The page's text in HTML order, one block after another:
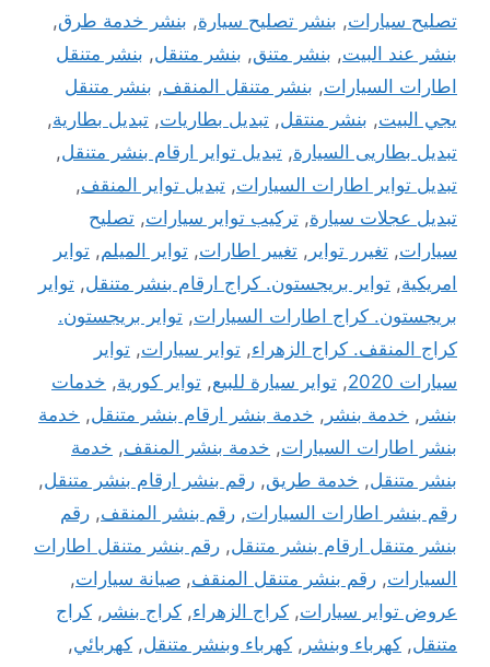
تصليح سيارات, بنشر تصليح سيارة, بنشر خدمة طرق,
بنشر عند البيت, بنشر متنق, بنشر متنقل, بنشر متنقل
اطارات السيارات, بنشر متنقل المنقف, بنشر متنقل
يجي البيت, بنشر منتقل, تبديل بطاريات, تبديل بطارية,
تبديل بطاريى السيارة, تبديل تواير ارقام بنشر متنقل,
تبديل تواير اطارات السيارات, تبديل تواير المنقف,
تبديل عجلات سيارة, تركيب تواير سيارات, تصليح
سيارات, تغيرر تواير , تغيير اطارات, تواير الميلم, تواير
امريكية, تواير بريجستون. كراج ارقام بنشر متنقل, تواير
بريجستون. كراج اطارات السيارات, تواير بريجستون.
كراج المنقف. كراج الزهراء, تواير سيارات, تواير
سيارات 2020
, تواير سيارة للبيع, تواير كورية, خدمات
بنشر , خدمة بنشر , خدمة بنشر ارقام بنشر متنقل, خدمة
بنشر اطارات السيارات, خدمة بنشر المنقف, خدمة
بنشر متنقل, خدمة طريق, رقم بنشر ارقام بنشر متنقل,
رقم بنشر اطارات السيارات, رقم بنشر المنقف, رقم
بنشر متنقل ارقام بنشر متنقل, رقم بنشر متنقل اطارات
السيارات, رقم بنشر متنقل المنقف, صيانة سيارات,
عروض تواير سيارات, كراج الزهراء, كراج بنشر , كراج
متنقل, كهرباء وبنشر , كهرباء وبنشر متنقل, كهربائي,